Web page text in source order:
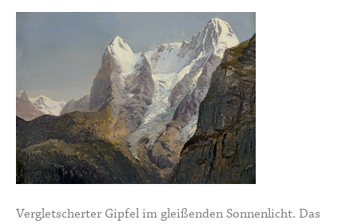
Vergletscherter Gipfel im gleißenden Sonnenlicht. Das